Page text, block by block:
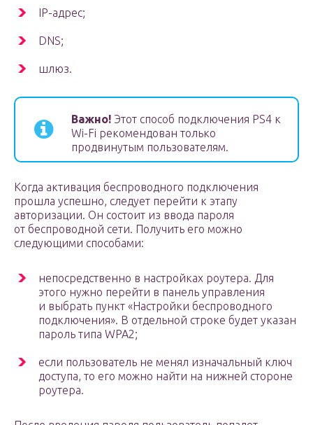
IP-адрес;
DNS;
шлюз.
Важно! Этот способ подключения PS4 к
Wi-Fi рекомендован только
продвинутым пользователям.
Когда активация беспроводного подключения
прошла успешно, следует перейти к этапу
авторизации. Он состоит из ввода пароля
от беспроводной сети. Получить его можно
следующими способами:
непосредственно в настройках роутера. Для
этого нужно перейти в панель управления
и выбрать пункт «Настройки беспроводного
подключения». В отдельной строке будет указан
пароль типа WPA2;
если пользователь не менял изначальный ключ
доступа, то его можно найти на нижней стороне
роутера.